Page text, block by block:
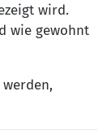
wird.
wie gewohnt